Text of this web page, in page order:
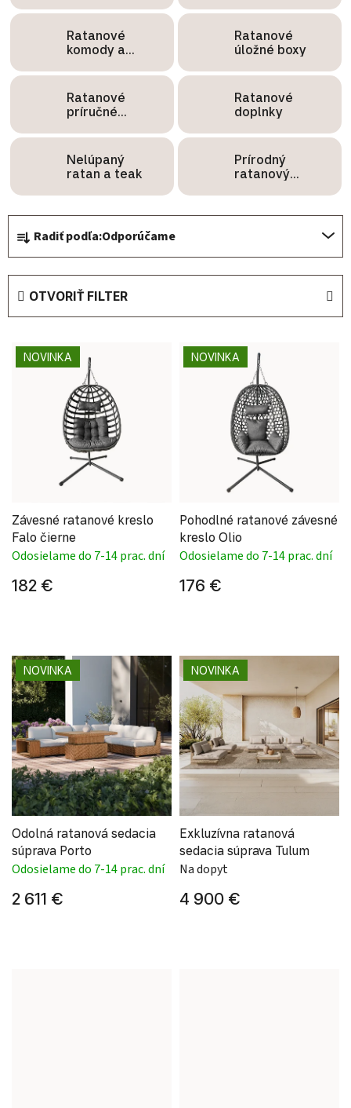
Ratanové
komody a
Ratanové
úložné boxy
Ratanové
príručné
Ratanové
doplnky
Nelúpaný
ratan a teak
Prírodný
ratanový
Radiť podľa:Odporúčame
OTVORIŤ FILTER
Výpis produktov
NOVINKA
Závesné ratanové kreslo
Falo čierne
Odosielame do 7-14 prac. dní
182 €
NOVINKA
Pohodlné ratanové závesné
kreslo Olio
Odosielame do 7-14 prac. dní
176 €
NOVINKA
Odolná ratanová sedacia
súprava Porto
Odosielame do 7-14 prac. dní
2 611 €
NOVINKA
Exkluzívna ratanová
sedacia súprava Tulum
Na dopyt
4 900 €